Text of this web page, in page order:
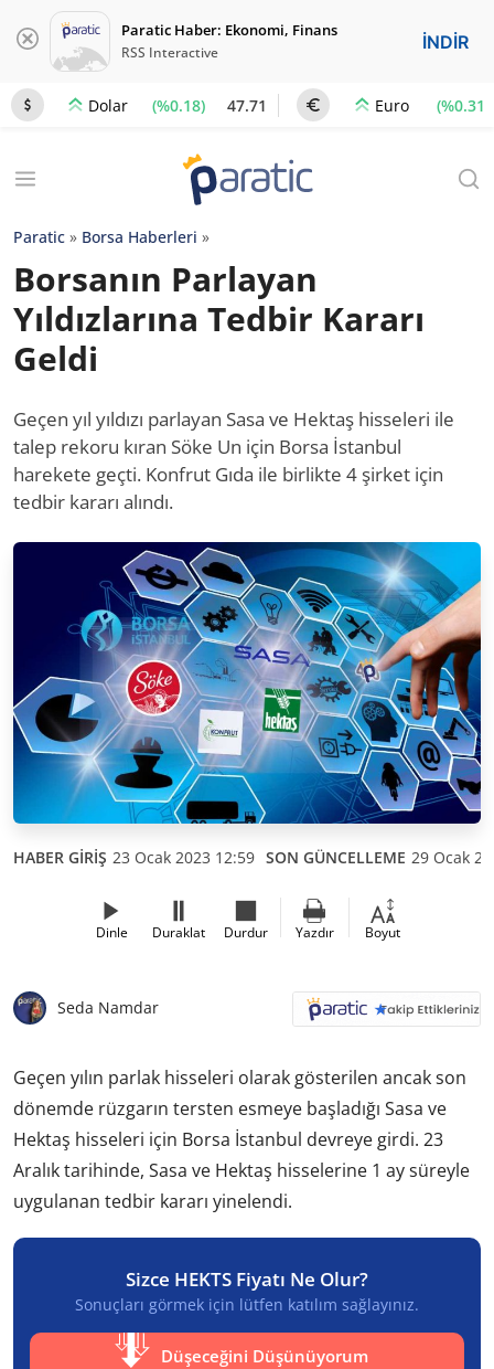
Paratic Haber: Ekonomi, Finans
RSS Interactive İNDİR
Dolar (%0.18) 47.71 Euro (%0.31)
Paratic » Borsa Haberleri »
Borsanın Parlayan
Yıldızlarına Tedbir Kararı
Geldi
Geçen yıl yıldızı parlayan Sasa ve Hektaş hisseleri ile
talep rekoru kıran Söke Un için Borsa İstanbul
harekete geçti. Konfrut Gıda ile birlikte 4 şirket için
tedbir kararı alındı.
HABER GİRİŞ 23 Ocak 2023 12:59 SON GÜNCELLEME 29 Ocak
Dinle Duraklat Durdur Yazdır Boyut
Seda Namdar
Geçen yılın parlak hisseleri olarak gösterilen ancak son
dönemde rüzgarın tersten esmeye başladığı Sasa ve
Hektaş hisseleri için Borsa İstanbul devreye girdi. 23
Aralık tarihinde, Sasa ve Hektaş hisselerine 1 ay süreyle
uygulanan tedbir kararı yinelendi.
Sizce HEKTS Fiyatı Ne Olur?
Sonuçları görmek için lütfen katılım sağlayınız.
Düşeceğini Düşünüyorum